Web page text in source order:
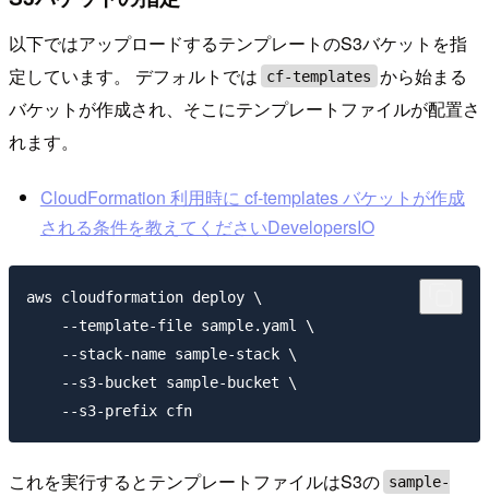
以下ではアップロードするテンプレートのS3バケットを指
定しています。 デフォルトでは
cf-templates から始まる
バケットが作成され、そこにテンプレートファイルが配置さ
れます。
CloudFormation 利用時に cf-templates バケットが作成
される条件を教えてくださいDevelopersIO
aws cloudformation deploy \
    --template-file sample.yaml \
    --stack-name sample-stack \
    --s3-bucket sample-bucket \
これを実行するとテンプレートファイルはS3の sample-